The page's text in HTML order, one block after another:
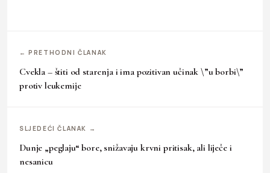
← PRETHODNI ČLANAK
Cvekla – štiti od starenja i ima pozitivan učinak \”u borbi\”
protiv leukemije
SLJEDEĆI ČLANAK →
Dunje „peglaju“ bore, snižavaju krvni pritisak, ali liječe i
nesanicu